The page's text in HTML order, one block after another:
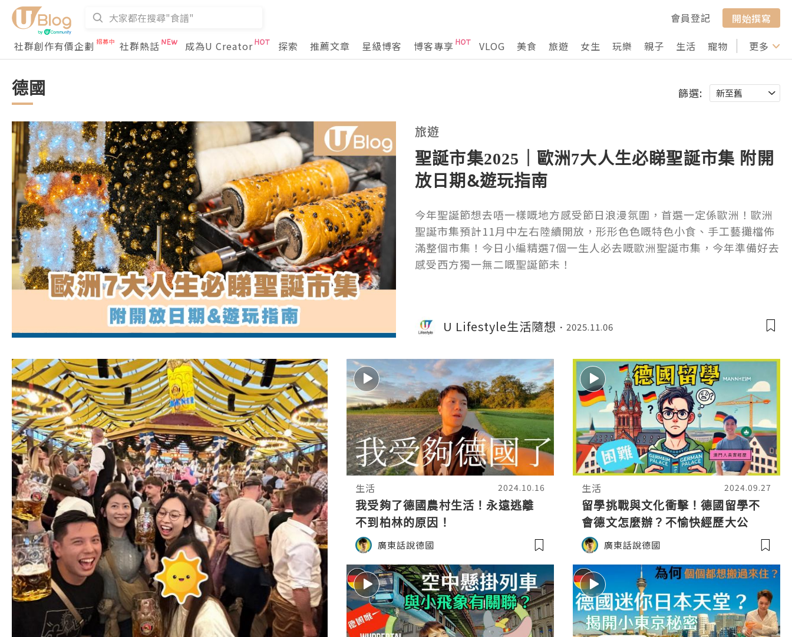
會員登記
開始撰寫
社群創作有價企劃
社群熱話 成為U Creator 探索 推薦文章 星級博客 博客專享 VLOG 美食 旅遊 女生 玩樂 親子 生活 寵物 行山 打卡
更多
德國 篩選:
旅遊
聖誕市集2025｜歐洲7大人生必睇聖誕市集 附開
放日期&遊玩指南
今年聖誕節想去唔一樣嘅地方感受節日浪漫氛圍，首選一定係歐洲！歐洲
聖誕市集預計11月中左右陸續開放，形形色色嘅特色小食、手工藝攤檔佈
滿整個市集！今日小編精選7個一生人必去嘅歐洲聖誕市集，今年準備好去
感受西方獨一無二嘅聖誕節未！
U Lifestyle生活隨想 2025.11.06
生活 2024.10.16
我受夠了德國農村生活！永遠逃離
不到柏林的原因！
廣東話說德國
生活 2024.09.27
留學挑戰與文化衝擊！德國留學不
會德文怎麼辦？不愉快經歷大公
開！廣東話說德國